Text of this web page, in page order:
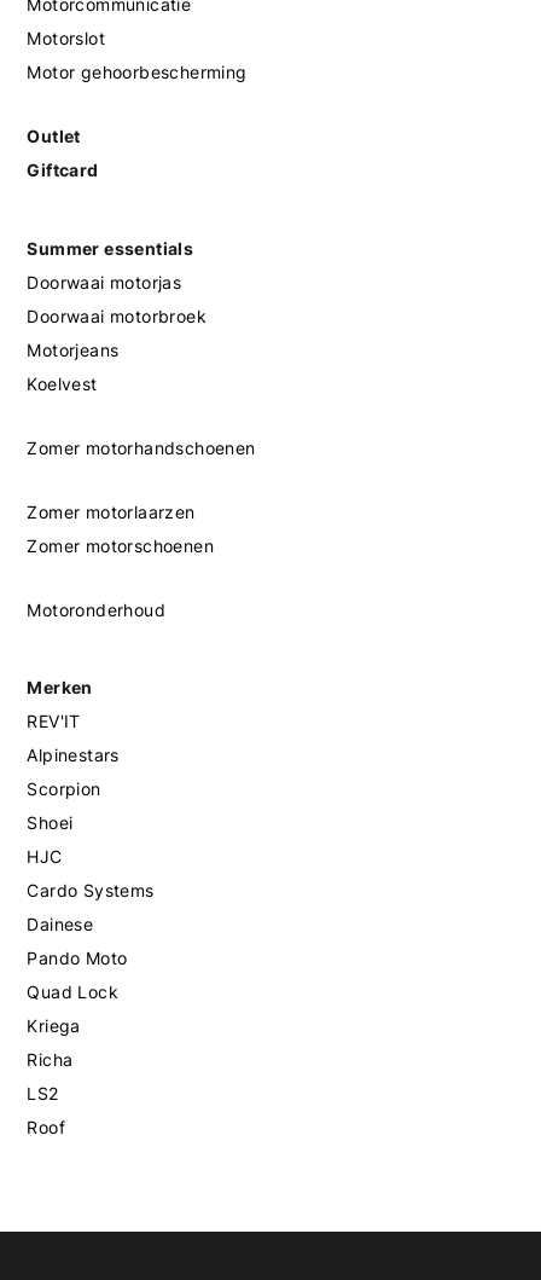
Motorcommunicatie
Motorslot
Motor gehoorbescherming
Outlet
Giftcard
Summer essentials
Doorwaai motorjas
Doorwaai motorbroek
Motorjeans
Koelvest
Zomer motorhandschoenen
Zomer motorlaarzen
Zomer motorschoenen
Motoronderhoud
Merken
REV'IT
Alpinestars
Scorpion
Shoei
HJC
Cardo Systems
Dainese
Pando Moto
Quad Lock
Kriega
Richa
LS2
Roof